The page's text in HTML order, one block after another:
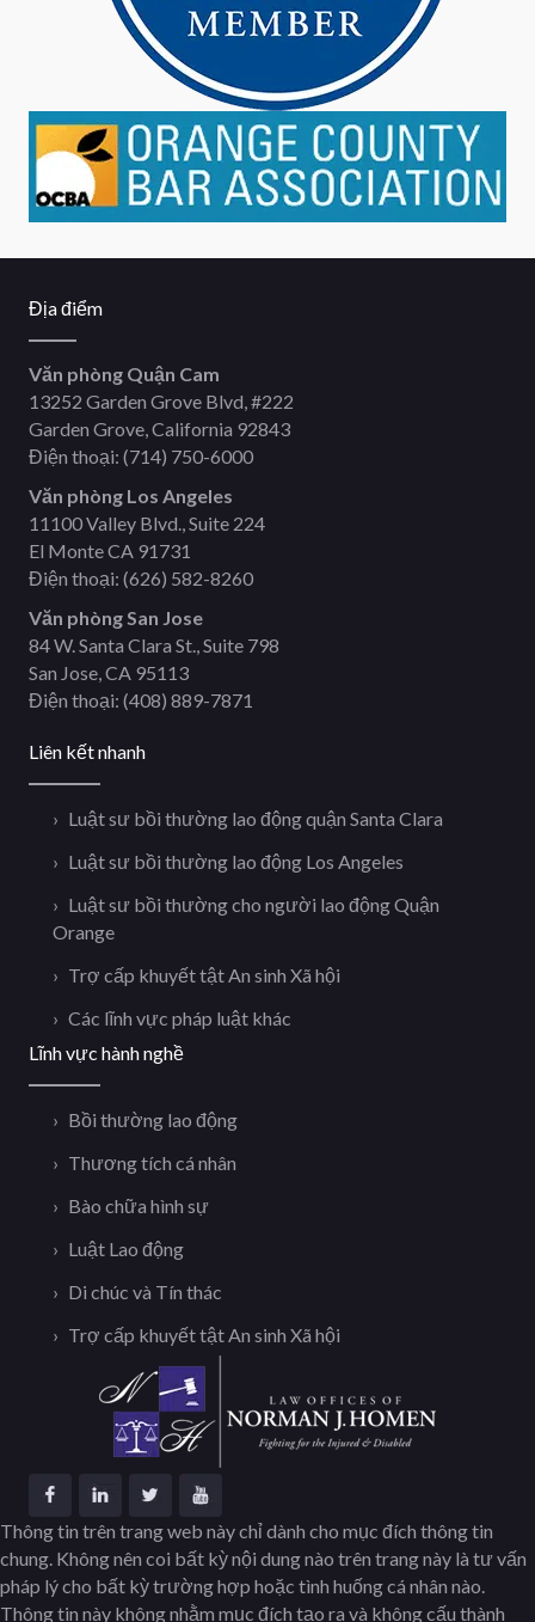
Địa điểm
Văn phòng Quận Cam
13252 Garden Grove Blvd, #222
Garden Grove, California 92843
Điện thoại: (714) 750-6000
Văn phòng Los Angeles
11100 Valley Blvd., Suite 224
El Monte CA 91731
Điện thoại: (626) 582-8260
Văn phòng San Jose
84 W. Santa Clara St., Suite 798
San Jose, CA 95113
Điện thoại: (408) 889-7871
Liên kết nhanh
Luật sư bồi thường lao động quận Santa Clara
Luật sư bồi thường lao động Los Angeles
Luật sư bồi thường cho người lao động Quận
Orange
Trợ cấp khuyết tật An sinh Xã hội
Các lĩnh vực pháp luật khác
Lĩnh vực hành nghề
Bồi thường lao động
Thương tích cá nhân
Bào chữa hình sự
Luật Lao động
Di chúc và Tín thác
Trợ cấp khuyết tật An sinh Xã hội
Thông tin trên trang web này chỉ dành cho mục đích thông tin
chung. Không nên coi bất kỳ nội dung nào trên trang này là tư vấn
pháp lý cho bất kỳ trường hợp hoặc tình huống cá nhân nào.
Thông tin này không nhằm mục đích tạo ra và không cấu thành